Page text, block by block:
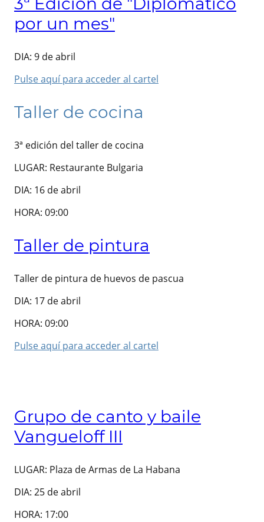
por un mes"
DIA: 9 de abril
Pulse aquí para acceder al cartel
Taller de cocina
3ª edición del taller de cocina
LUGAR: Restaurante Bulgaria
DIA: 16 de abril
HORA: 09:00
Taller de pintura
Taller de pintura de huevos de pascua
DIA: 17 de abril
HORA: 09:00
Pulse aquí para acceder al cartel
Grupo de canto y baile
Vangueloff III
LUGAR: Plaza de Armas de La Habana
DIA: 25 de abril
HORA: 17:00